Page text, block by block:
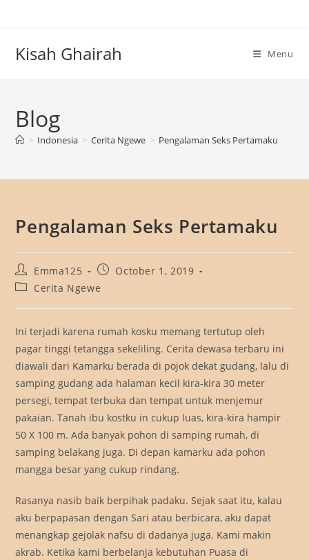
Kisah Ghairah Menu
Blog
> Indonesia > Cerita Ngewe > Pengalaman Seks Pertamaku
Pengalaman Seks Pertamaku
Post
author:
Emma125
PostOctober 1, 2019
PostCerita Ngewe
Ini terjadi karena rumah kosku memang tertutup oleh
pagar tinggi tetangga sekeliling. Cerita dewasa terbaru ini
diawali dari Kamarku berada di pojok dekat gudang, lalu di
samping gudang ada halaman kecil kira-kira 30 meter
persegi, tempat terbuka dan tempat untuk menjemur
pakaian. Tanah ibu kostku in cukup luas, kira-kira hampir
50 X 100 m. Ada banyak pohon di samping rumah, di
samping belakang juga. Di depan kamarku ada pohon
mangga besar yang cukup rindang.
Rasanya nasib baik berpihak padaku. Sejak saat itu, kalau
aku berpapasan dengan Sari atau berbicara, aku dapat
menangkap gejolak nafsu di dadanya juga. Kami makin
akrab. Ketika kami berbelanja kebutuhan Puasa di